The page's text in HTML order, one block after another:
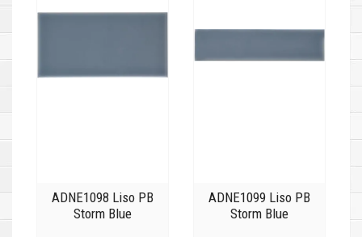
ADNE1098 Liso PB
Storm Blue
ADNE1099 Liso PB
Storm Blue